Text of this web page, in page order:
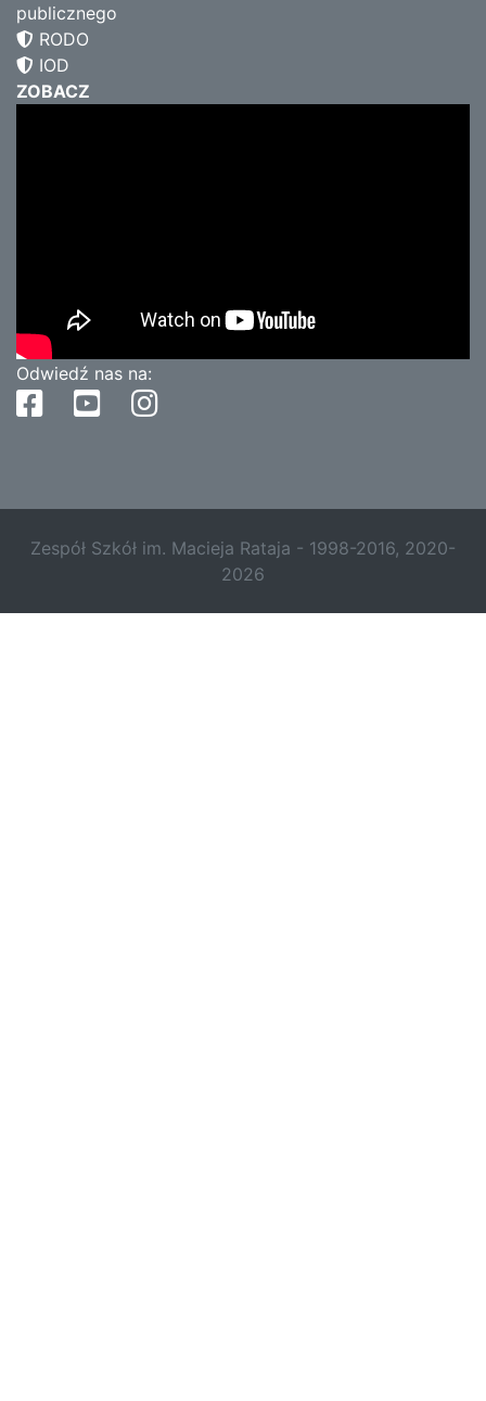
publicznego
RODO
IOD
ZOBACZ
Odwiedź nas na:
Zespół Szkół im. Macieja Rataja - 1998-2016, 2020-
2026